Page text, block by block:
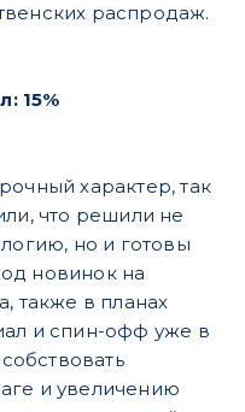
распродаж.
15%
характер, так
что решили не
но и готовы
новинок на
также в планах
и спин-офф уже в
и увеличению